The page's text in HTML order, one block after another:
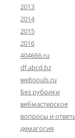
2013
2014
2015
2016
404666.ru
df.abcd.bz
websouls.ru
Без рубрики
вебмастерское
вопросы и
демагогия